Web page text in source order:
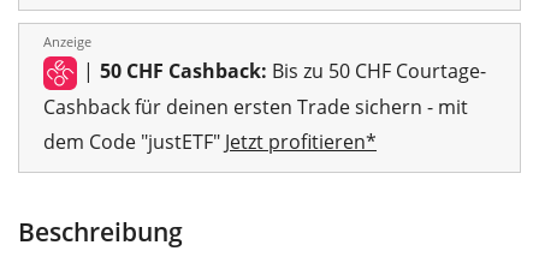
Anzeige
| 50 CHF Cashback: Bis zu 50 CHF Courtage-
Cashback für deinen ersten Trade sichern - mit
dem Code "justETF" Jetzt profitieren*
Beschreibung